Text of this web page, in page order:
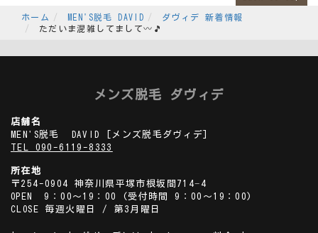
ホーム MEN'S脱毛 DAVID
ダヴィデ 新着情報
ただいま混雑してまして〰️🎵
メンズ脱毛 ダヴィデ
店舗名
MEN'S脱毛 DAVID
[メンズ脱毛ダヴィデ]
TEL 090-6119-8333
所在地
〒254-0904 神奈川県平塚市根坂間714−4
OPEN 9：00～19：00 (受付時間 9：00～19：00)
CLOSE 毎週火曜日 / 第3月曜日